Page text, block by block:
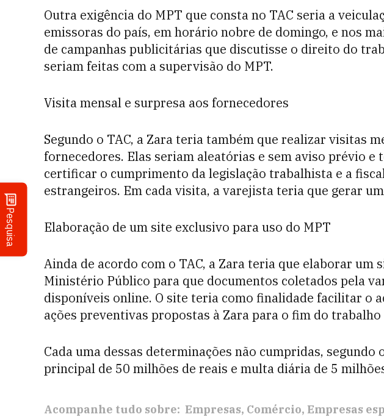
Pesquisa
Outra exigência do MPT que consta no TAC seria a
emissoras do país, em horário nobre de domingo, e nos
de campanhas publicitárias que discutisse o direito do
seriam feitas com a supervisão do MPT.
Visita mensal e surpresa aos fornecedores
Segundo o TAC, a Zara teria também que realizar visitas
fornecedores. Elas seriam aleatórias e sem aviso prévio e
certificar o cumprimento da legislação trabalhista e a
estrangeiros. Em cada visita, a varejista teria que gerar
Elaboração de um site exclusivo para uso do MPT
Ainda de acordo com o TAC, a Zara teria que elaborar um
Ministério Público para que documentos coletados pela
disponíveis online. O site teria como finalidade facilitar o
ações preventivas propostas à Zara para o fim do trabalho
Cada uma dessas determinações não cumpridas,
principal de 50 milhões de reais e multa diária de 5
Acompanhe tudo sobre: Empresas Comércio Empresas